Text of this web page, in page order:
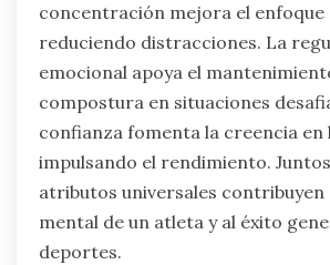
concentración mejora el enfoque
reduciendo distracciones. La
emocional apoya el
compostura en situaciones
confianza fomenta la creencia en
impulsando el rendimiento.
atributos universales
mental de un atleta y al éxito
deportes.